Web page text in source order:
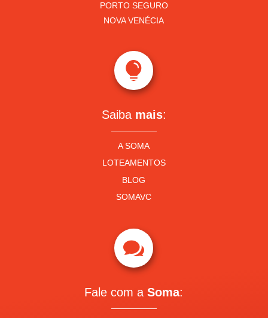
PORTO SEGURO
NOVA VENÉCIA

Saiba mais:
A SOMA
LOTEAMENTOS
BLOG
SOMAVC

Fale com aSoma: